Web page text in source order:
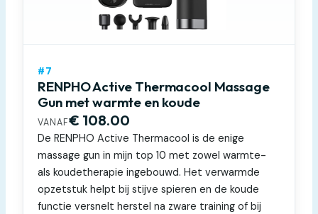
#7
RENPHO Active Thermacool Massage
Gun met warmte en koude
VANAF€ 108.00
De RENPHO Active Thermacool is de enige
massage gun in mijn top 10 met zowel warmte-
als koudetherapie ingebouwd. Het verwarmde
opzetstuk helpt bij stijve spieren en de koude
functie versnelt herstel na zware training of bij